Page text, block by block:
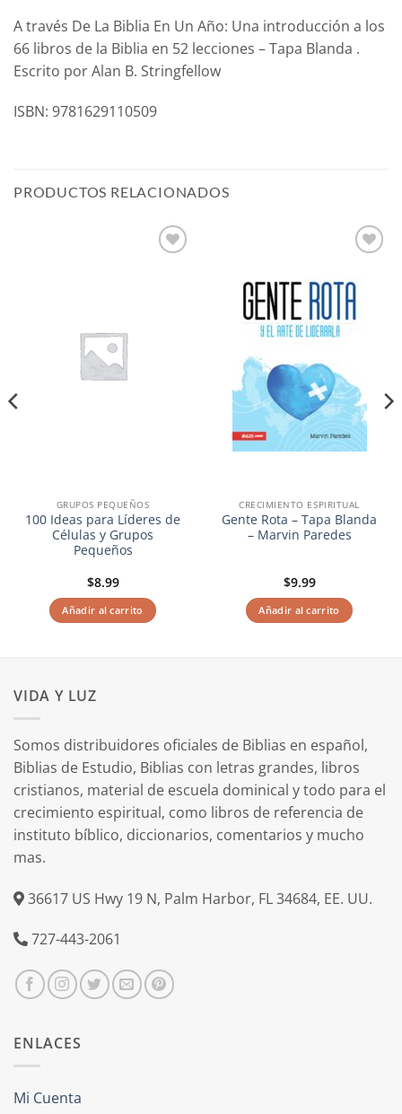
A través De La Biblia En Un Año: Una introducción a los
66 libros de la Biblia en 52 lecciones – Tapa Blanda .
Escrito por Alan B. Stringfellow
ISBN: 9781629110509
PRODUCTOS RELACIONADOS
GRUPOS PEQUEÑOS
100 Ideas para Líderes de
Células y Grupos
Pequeños
$8.99
Añadir al carrito
lista de
deseos
CRECIMIENTO ESPIRITUAL
Gente Rota – Tapa Blanda
– Marvin Paredes
$9.99
Añadir al carrito
VIDA Y LUZ
Somos distribuidores oficiales de Biblias en español,
Biblias de Estudio, Biblias con letras grandes, libros
cristianos, material de escuela dominical y todo para el
crecimiento espiritual, como libros de referencia de
instituto bíblico, diccionarios, comentarios y mucho
mas.
36617 US Hwy 19 N, Palm Harbor, FL 34684, EE. UU.
727-443-2061
ENLACES
Mi Cuenta